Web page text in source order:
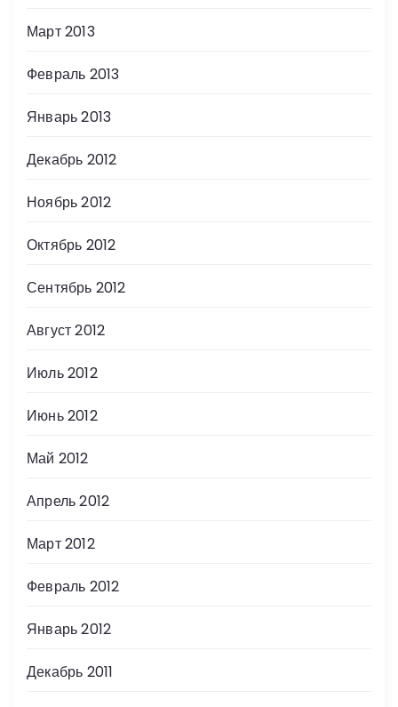
Март 2013
Февраль 2013
Январь 2013
Декабрь 2012
Ноябрь 2012
Октябрь 2012
Сентябрь 2012
Август 2012
Июль 2012
Июнь 2012
Май 2012
Апрель 2012
Март 2012
Февраль 2012
Январь 2012
Декабрь 2011